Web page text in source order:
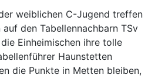
weiblichen C-Jugend treffen
den Tabellennachbarn TSv
Einheimischen ihre tolle
Haunstetten
die Punkte in Metten bleiben,